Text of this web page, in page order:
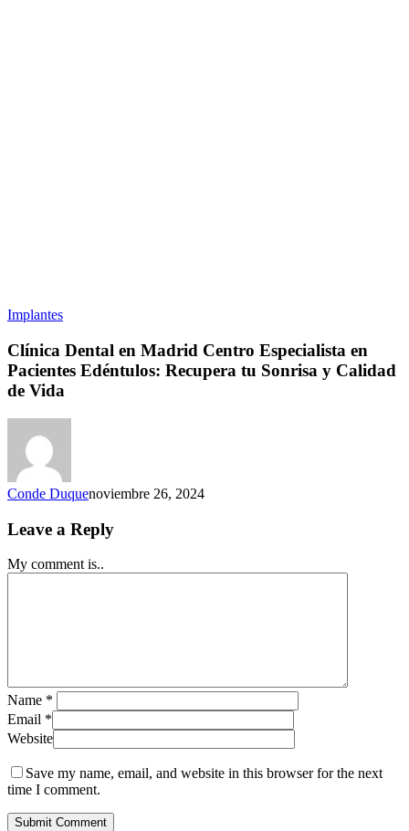
Implantes
Clínica Dental en Madrid Centro Especialista en
Pacientes Edéntulos: Recupera tu Sonrisa y Calidad
de Vida
Conde Duquenoviembre 26, 2024
Leave a Reply
My comment is..
Name *
Email *
Website
Save my name, email, and website in this browser for the next
time I comment.